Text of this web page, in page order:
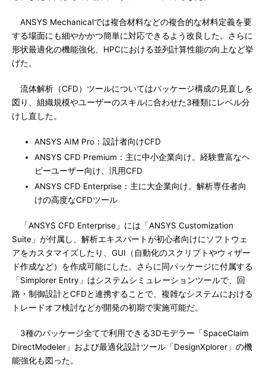
ANSYS Mechanicalでは複合材料などの複合的な材料定義を要
する場面にも細やかかつ簡単に対応できるよう改良した。さらに
形状最適化の機能強化、HPCにおける並列計算性能の向上など挙
げた。
流体解析（CFD）ツールについてはパッケージ構成の見直しを
図り、組織規模やユーザーのスキルに合わせた3種類にレベル分
けし直した。
ANSYS AIM Pro：設計者向けCFD
ANSYS CFD Premium：主に中小企業向け。経験豊富なヘ
ビーユーザー向け、汎用CFD
ANSYS CFD Enterprise：主に大企業向け。解析専任者向
けの高度なCFDツール
「ANSYS CFD Enterprise」には「ANSYS Customization
Suite」が付属し、解析エキスパートが初心者向けにソフトウェ
アをカスタマイズしたり、GUI（自動化のスクリプトやウィザー
ド作成など）を作成可能にした。さらに同パッケージに付属する
「Simplorer Entry」はシステムシミュレーションツールで、回
路・制御設計とCFDと連携することで、複雑なシステムにおける
トレードオフ検討などが開発の初期で実施可能だ。
3種のパッケージ全てで利用できる3Dモデラー「SpaceClaim
DirectModeler」および最適化設計ツール「DesignXplorer」の機
能強化も図った。